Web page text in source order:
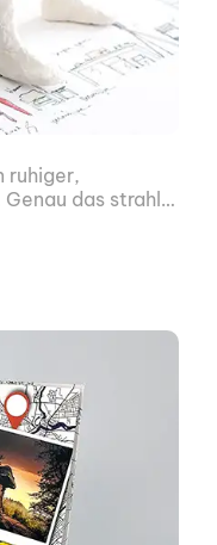
ruhiger,
das strahlt